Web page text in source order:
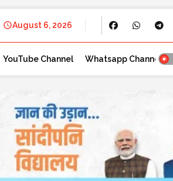
August 6, 2026
YouTube Channel Whatsapp Channel